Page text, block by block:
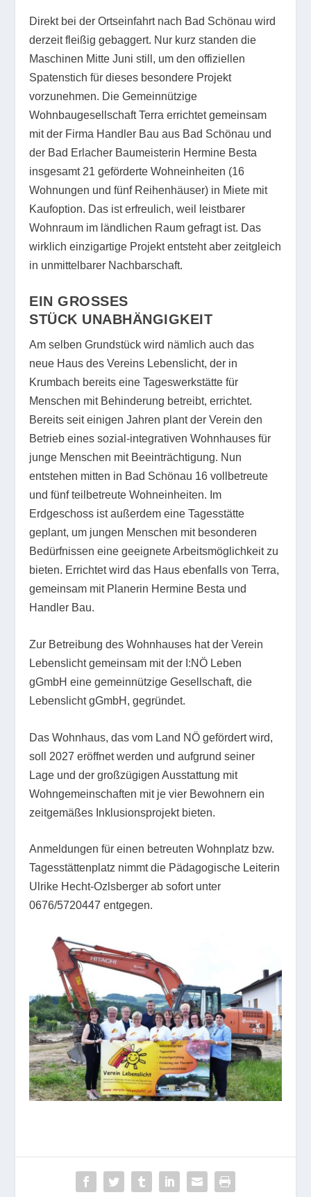
Direkt bei der Ortseinfahrt nach Bad Schönau wird
derzeit fleißig gebaggert. Nur kurz standen die
Maschinen Mitte Juni still, um den offiziellen
Spatenstich für dieses besondere Projekt
vorzunehmen. Die Gemeinnützige
Wohnbaugesellschaft Terra errichtet gemeinsam
mit der Firma Handler Bau aus Bad Schönau und
der Bad Erlacher Baumeisterin Hermine Besta
insgesamt 21 geförderte Wohneinheiten (16
Wohnungen und fünf Reihenhäuser) in Miete mit
Kaufoption. Das ist erfreulich, weil leistbarer
Wohnraum im ländlichen Raum gefragt ist. Das
wirklich einzigartige Projekt entsteht aber zeitgleich
in unmittelbarer Nachbarschaft.
EIN GROSSES S
TÜCK UNABHÄNGIGKEIT
Am selben Grundstück wird nämlich auch das
neue Haus des Vereins Lebenslicht, der in
Krumbach bereits eine Tageswerkstätte für
Menschen mit Behinderung betreibt, errichtet.
Bereits seit einigen Jahren plant der Verein den
Betrieb eines sozial-integrativen Wohnhauses für
junge Menschen mit Beeinträchtigung. Nun
entstehen mitten in Bad Schönau 16 vollbetreute
und fünf teilbetreute Wohneinheiten. Im
Erdgeschoss ist außerdem eine Tagesstätte
geplant, um jungen Menschen mit besonderen
Bedürfnissen eine geeignete Arbeitsmöglichkeit zu
bieten. Errichtet wird das Haus ebenfalls von Terra,
gemeinsam mit Planerin Hermine Besta und
Handler Bau.
Zur Betreibung des Wohnhauses hat der Verein
Lebenslicht gemeinsam mit der I:NÖ Leben
gGmbH eine gemeinnützige Gesellschaft, die
Lebenslicht gGmbH, gegründet.
Das Wohnhaus, das vom Land NÖ gefördert wird,
soll 2027 eröffnet werden und aufgrund seiner
Lage und der großzügigen Ausstattung mit
Wohngemeinschaften mit je vier Bewohnern ein
zeitgemäßes Inklusionsprojekt bieten.
Anmeldungen für einen betreuten Wohnplatz bzw.
Tagesstättenplatz nimmt die Pädagogische Leiterin
Ulrike Hecht-Ozlsberger ab sofort unter
0676/5720447 entgegen.